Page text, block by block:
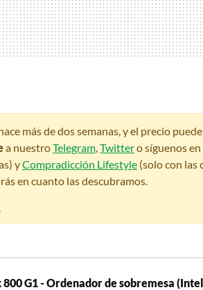
más de dos semanas, y el precio
a nuestroTelegram Twittero síguenos
yCompradicción Lifestyle (solo con las
en cuanto las descubramos.
G1 - Ordenador de sobremesa